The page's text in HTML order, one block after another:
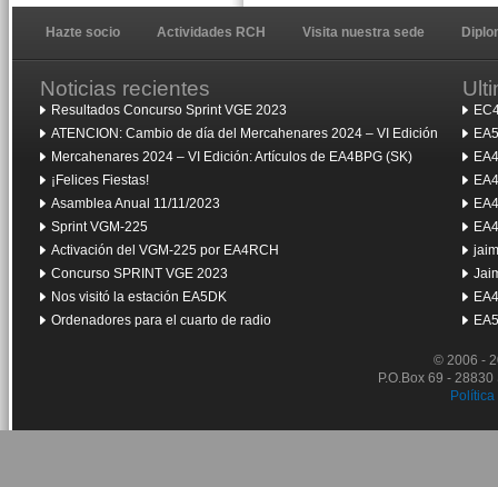
Hazte socio Actividades RCH Visita nuestra sede
Noticias recientes
Resultados Concurso Sprint VGE 2023
ATENCION: Cambio de día del Mercahenares 2024 – VI Edición
Mercahenares 2024 – VI Edición: Artículos de EA4BPG (SK)
¡Felices Fiestas!
Asamblea Anual 11/11/2023
Sprint VGM-225
Activación del VGM-225 por EA4RCH
Concurso SPRINT VGE 2023
Nos visitó la estación EA5DK
Ordenadores para el cuarto de radio
© 2006 -
P.O.Box 69 -